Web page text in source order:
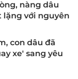
nàng dâu
lặng với nguyên
con dâu đã
xe' sang yêu